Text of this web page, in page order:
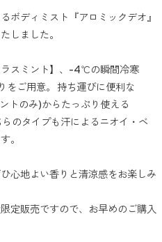
ボディミスト『アロミックデオ』
しました。
スミント】、-4℃の瞬間冷寒
をご用意。 持ち運びに便利な
トのみ)からたっぷり使える
のタイプも汗によるニオイ・ベ
。
心地よい香りと清涼感をお楽しみ
定販売ですので、お早めのご購入